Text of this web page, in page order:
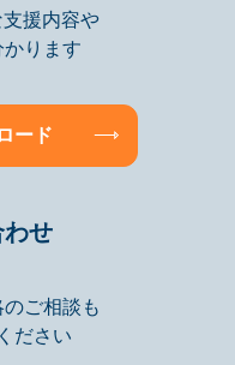
援内容や
ります
ード
せ
ご相談も
ださい